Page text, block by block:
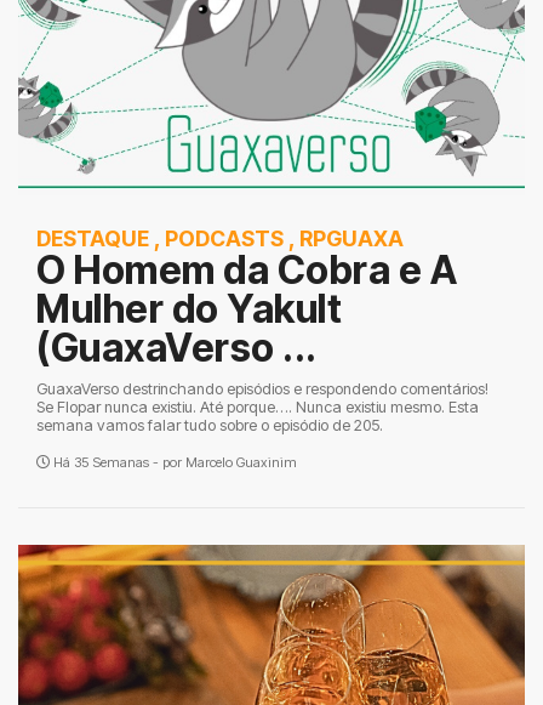
DESTAQUE , PODCASTS , RPGUAXA
O Homem da Cobra e A
Mulher do Yakult
(GuaxaVerso ...
GuaxaVerso destrinchando episódios e respondendo comentários!
Se Flopar nunca existiu. Até porque…. Nunca existiu mesmo. Esta
semana vamos falar tudo sobre o episódio de 205.
Há 35 Semanas - por Marcelo Guaxinim